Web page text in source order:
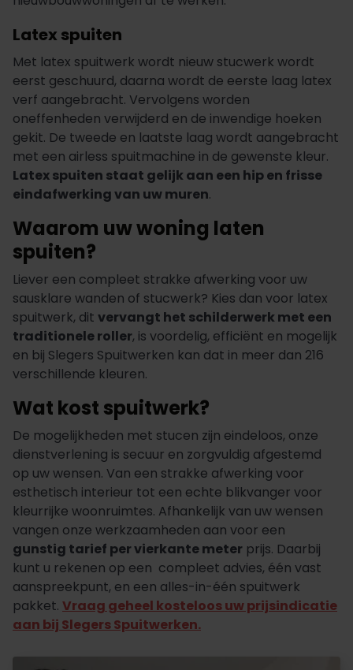
Latex spuiten
Met latex spuitwerk wordt nieuw stucwerk wordt
eerst geschuurd, daarna wordt de eerste laag latex
verf aangebracht. Vervolgens worden
oneffenheden verwijderd en de inwendige hoeken
gekit. De tweede en laatste laag wordt aangebracht
met een airless spuitmachine in de gewenste kleur.
Latex spuiten staat gelijk aan een hip en frisse
eindafwerking van uw muren.
Waarom uw woning laten
spuiten?
Liever een compleet strakke afwerking voor uw
sausklare wanden of stucwerk? Kies dan voor latex
spuitwerk, dit vervangt het schilderwerk met een
traditionele roller, is voordelig, efficiënt en mogelijk
en bij Slegers Spuitwerken kan dat in meer dan 216
verschillende kleuren.
Wat kost spuitwerk?
De mogelijkheden met stucen zijn eindeloos, onze
dienstverlening is secuur en zorgvuldig afgestemd
op uw wensen. Van een strakke afwerking voor
esthetisch interieur tot een echte blikvanger voor
kleurrijke woonruimtes. Afhankelijk van uw wensen
vangen onze werkzaamheden aan voor een
gunstig tarief per vierkante meter prijs. Daarbij
kunt u rekenen op een compleet advies, één vast
aanspreekpunt, en een alles-in-één spuitwerk
pakket. Vraag geheel kosteloos uw prijsindicatie
aan bij Slegers Spuitwerken.